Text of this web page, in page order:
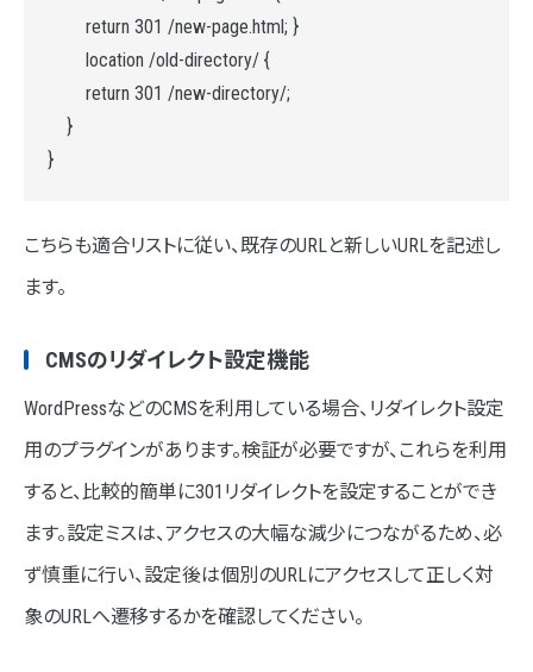
return 301 /new-page.html; }
location /old-directory/ {
return 301 /new-directory/;
}
}
こちらも適合リストに従い、既存のURLと新しいURLを記述し
ます。
CMSのリダイレクト設定機能
WordPressなどのCMSを利用している場合、リダイレクト設定
用のプラグインがあります。検証が必要ですが、これらを利用
すると、比較的簡単に301リダイレクトを設定することができ
ます。設定ミスは、アクセスの大幅な減少につながるため、必
ず慎重に行い、設定後は個別のURLにアクセスして正しく対
象のURLへ遷移するかを確認してください。